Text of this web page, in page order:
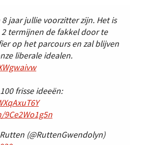
jaar jullie voorzitter zijn. Het is
termijnen de fakkel door te
op het parcours en zal blijven
liberale idealen.
frisse ideeën:
(@RuttenGwendolyn)